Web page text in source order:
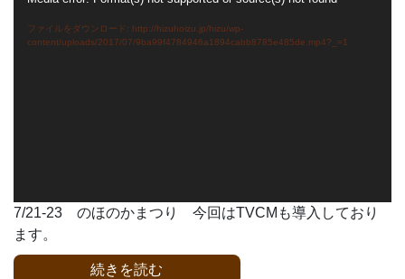
ファイルをダウンロード: http://hizuhoizu.jp/hizu/wp-
content/uploads/2017/07/9ba99f4784946a1894cabb8785e485de.mp4?_=1
7/21-23 のほのかまつり 今回はTVCMも導入しており
ます。
続きを読む